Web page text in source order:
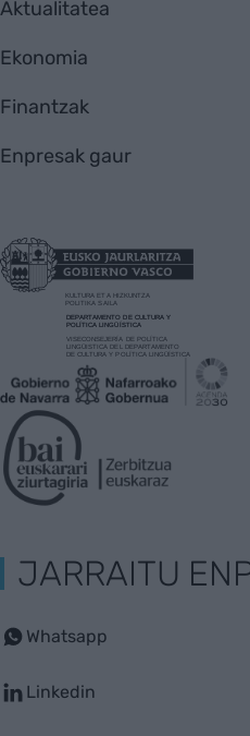
Aktualitatea
Ekonomia
Finantzak
Enpresak gaur
JARRAITU
Whatsapp
Linkedin